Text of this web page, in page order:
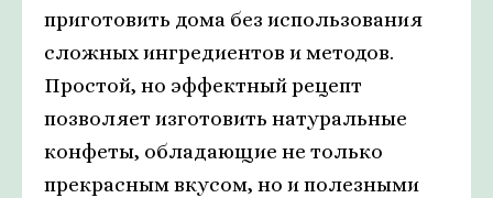
приготовить дома без использования
сложных ингредиентов и методов.
Простой, но эффектный рецепт
позволяет изготовить натуральные
конфеты, обладающие не только
прекрасным вкусом, но и полезными